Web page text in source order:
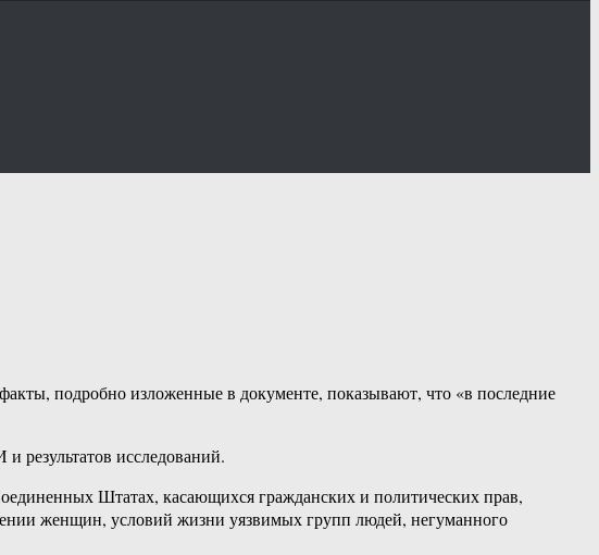
подробно изложенные в документе, показывают, что «в последние
результатов исследований.
Штатах, касающихся гражданских и политических прав,
женщин, условий жизни уязвимых групп людей, негуманного